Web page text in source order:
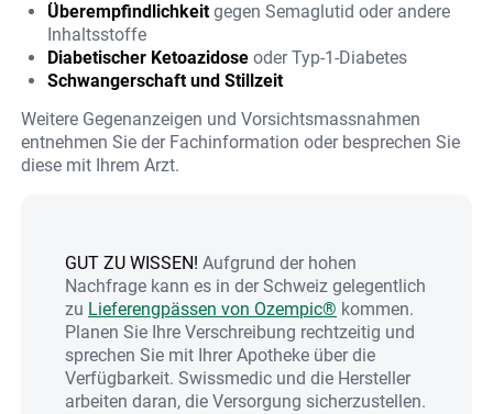
Überempfindlichkeitgegen Semaglutid oder andere
Inhaltsstoffe
Diabetischer Ketoazidose oder Typ-1-Diabetes
Schwangerschaft und Stillzeit
Weitere Gegenanzeigen und Vorsichtsmassnahmen
entnehmen Sie der Fachinformation oder besprechen Sie
diese mit Ihrem Arzt.
GUT ZU WISSEN!Aufgrund der hohen
Nachfrage kann es in der Schweiz gelegentlich
zu Lieferengpässen von Ozempic® kommen.
Planen Sie Ihre Verschreibung rechtzeitig und
sprechen Sie mit Ihrer Apotheke über die
Verfügbarkeit. Swissmedic und die Hersteller
arbeiten daran, die Versorgung sicherzustellen.